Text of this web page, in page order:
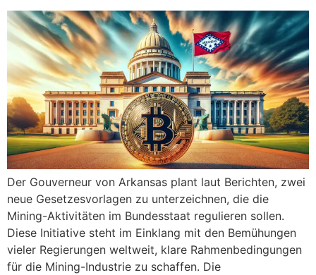
Der Gouverneur von Arkansas plant laut Berichten, zwei
neue Gesetzesvorlagen zu unterzeichnen, die die
Mining-Aktivitäten im Bundesstaat regulieren sollen.
Diese Initiative steht im Einklang mit den Bemühungen
vieler Regierungen weltweit, klare Rahmenbedingungen
für die Mining-Industrie zu schaffen. Die